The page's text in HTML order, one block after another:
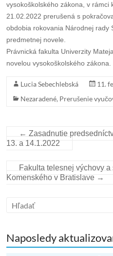
vysokoškolského zákona, v rámci
21.02.2022 prerušená s
obdobia rokovania Národnej rady
predmetnej novele.
Právnická fakulta Univerzity
novelou vysokoškolského zákona.
Lucia Sebechlebská
11.
Nezaradené, Prerušenie
← Zasadnutie
13. a 14.1.2022
Fakulta telesnej výchovy
Komenského v Bratislave →
Naposledy